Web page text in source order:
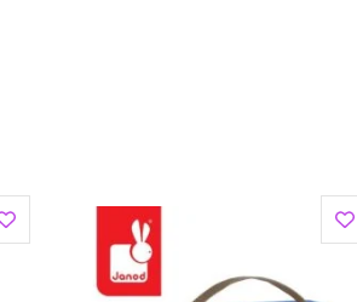
są we Francji przez własnych
jak koordynacja ruchowa, zręczność,